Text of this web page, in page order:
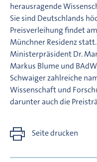
herausragende
Sie sind Deutschlands
Preisverleihung findet
Münchner Residenz
Ministerpräsident Dr.
Markus Blume und
Schwaiger zahlreiche
Wissenschaft und
darunter auch die
Seite drucken